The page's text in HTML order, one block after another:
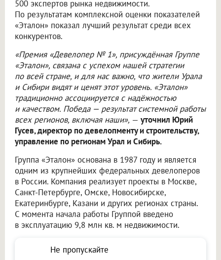
500 экспертов рынка недвижимости.
По результатам комплексной оценки показателей
«Эталон» показал лучший результат среди всех
конкурентов.
«Премия «Девелопер № 1», присуждённая Группе
«Эталон», связана с успехом нашей стратегии
по всей стране, и для нас важно, что жители Урала
и Сибири видят и ценят этот уровень. «Эталон»
традиционно ассоциируется с надёжностью
и качеством. Победа — результат системной работы
всех регионов, включая наши», — уточнил Юрий
Гусев, директор по девелопменту и строительству,
управление по регионам Урал и Сибирь.
Группа «Эталон» основана в 1987 году и является
одним из крупнейших федеральных девелоперов
в России. Компания реализует проекты в Москве,
Санкт-Петербурге, Омске, Новосибирске,
Екатеринбурге, Казани и других регионах страны.
С момента начала работы Группой введено
в эксплуатацию 9,8 млн кв. м недвижимости.
Не пропускайте